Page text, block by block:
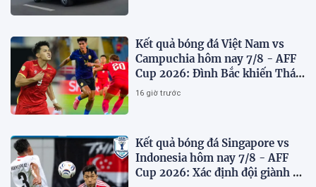
Kết quả bóng đá Việt Nam vs
Campuchia hôm nay 7/8 - AFF
Cup 2026: Đình Bắc khiến Thái
Lan run sợ
16 giờ trước
Kết quả bóng đá Singapore vs
Indonesia hôm nay 7/8 - AFF
Cup 2026: Xác định đội giành vé